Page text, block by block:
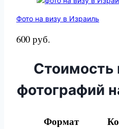
Фото на визу в Израиль
600 руб.
Стоимость
фотографий
Формат